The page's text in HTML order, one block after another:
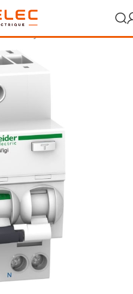
/Disjoncteurs différentiels